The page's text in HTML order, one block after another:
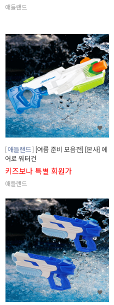
애들랜드
애들랜드
[여름 준비 모음전] [본사] 에
어로 워터건
키즈보나 특별 회원가
애들랜드